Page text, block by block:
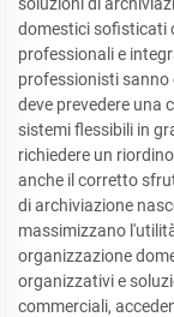
domestici sofisticati
professionali e
professionisti sanno
deve prevedere una
sistemi flessibili in
richiedere un
anche il corretto
di archiviazione
massimizzano
organizzazione
organizzativi e
commerciali,